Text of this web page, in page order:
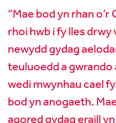
“Mae bod yn rhan o’r
rhoi hwb i fy lles
newydd gydag
teuluoedd a gwrando
wedi mwynhau cael
bod yn anogaeth.
agored gydag eraill